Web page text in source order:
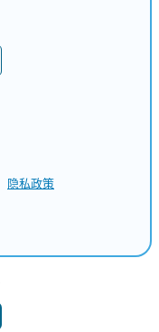
隐私政策